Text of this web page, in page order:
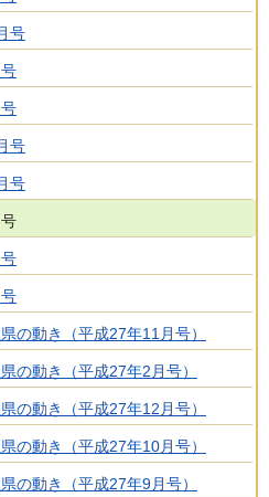
号
号
号
の動き（平成27年11月号）
の動き（平成27年2月号）
の動き（平成27年12月号）
の動き（平成27年10月号）
の動き（平成27年9月号）